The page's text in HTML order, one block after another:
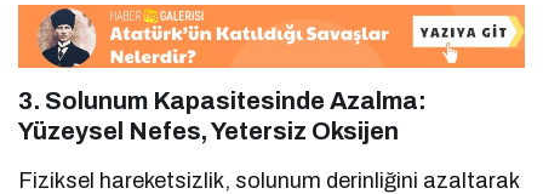
3. Solunum Kapasitesinde Azalma:
Yüzeysel Nefes, Yetersiz Oksijen
Fiziksel hareketsizlik, solunum derinliğini azaltarak